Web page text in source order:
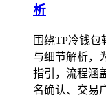
析
围绕TP冷钱
与细节解析，
指引，流程涵
名确认、交易